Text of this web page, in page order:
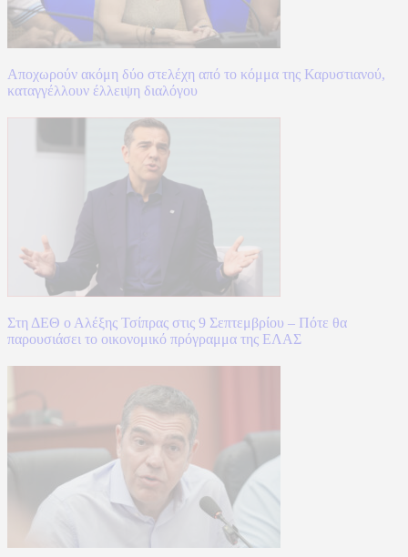
Αποχωρούν ακόμη δύο στελέχη από το κόμμα της Καρυστιανού,
καταγγέλλουν έλλειψη διαλόγου
Στη ΔΕΘ ο Αλέξης Τσίπρας στις 9 Σεπτεμβρίου – Πότε θα
παρουσιάσει το οικονομικό πρόγραμμα της ΕΛΑΣ